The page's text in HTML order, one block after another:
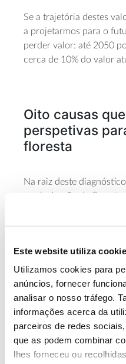
Este website utiliza
Utilizamos cookies para
anúncios, fornecer
analisar o nosso tráfego.
informações acerca da
parceiros de redes
que as podem combinar
lhes forneceu ou
Se a trajetória destes
a projetarmos para o
perder valor: até 2050
cerca de 10% do valor
Oito causas
perspetivas
floresta
Na raiz deste
a valorização da
direto da produção
menos de 7%) e que
reduzem a
externalidades e
serviços de
no valor indireto
vertente de serviços
condiciona o retorno.